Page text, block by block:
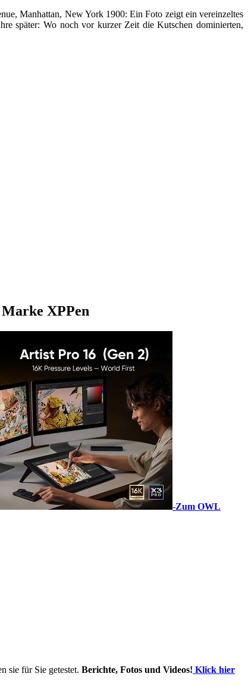
Manhattan, New York 1900: Ein Foto zeigt ein vereinzeltes
später: Wo noch vor kurzer Zeit die Kutschen dominierten,
XPPen
-Zum OWL
sie für Sie getestet. Berichte, Fotos und Videos! Klick hier